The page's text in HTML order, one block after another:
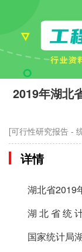
2019年湖北
[可行性研究报告 -
详情
湖北省2019年
湖 北 省 统
国家统计局湖